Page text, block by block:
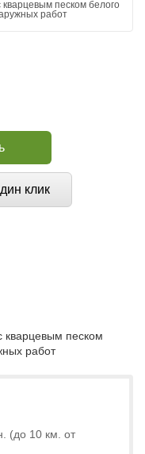
клик
кварцевым песком
работ
(до 10 км. от